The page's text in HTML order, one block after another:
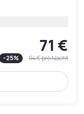
71 €
-25% 94 €pro Nacht